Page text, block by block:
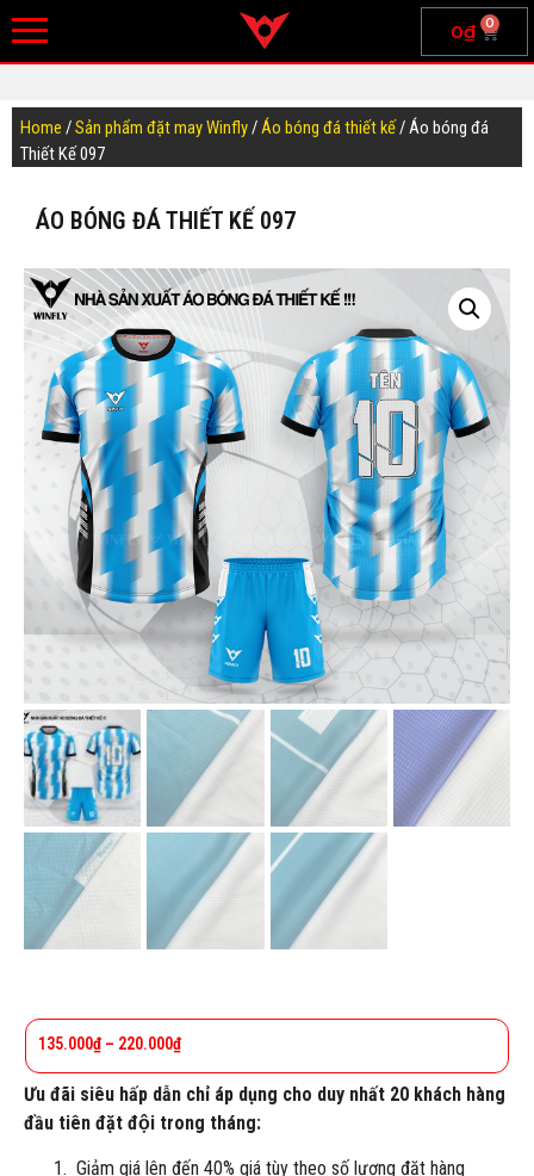
0₫ 0
Home /Sản phẩm đặt may Winfly/Áo bóng đá thiết kế/ Áo bóng đá
Thiết Kế 097
ÁO BÓNG ĐÁ THIẾT KẾ 097
135.000₫ – 220.000₫
Ưu đãi siêu hấp dẫn chỉ áp dụng cho duy nhất 20 khách hàng
đầu tiên đặt đội trong tháng:
Giảm giá lên đến 40% giá tùy theo số lượng đặt hàng